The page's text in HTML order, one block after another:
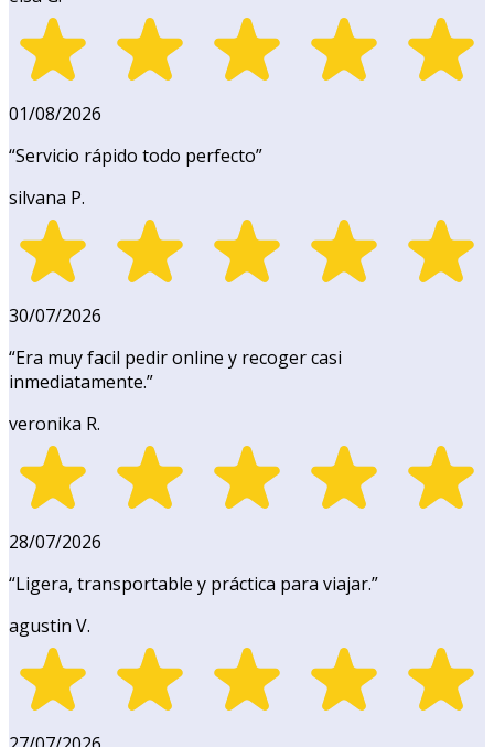
01/08/2026
“Servicio rápido todo perfecto”
silvana P.
30/07/2026
“Era muy facil pedir online y recoger casi
inmediatamente.”
veronika R.
28/07/2026
“Ligera, transportable y práctica para viajar.”
agustin V.